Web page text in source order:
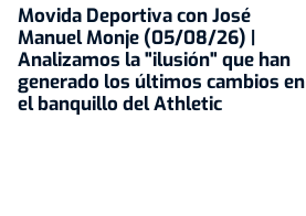
Movida Deportiva con José
Manuel Monje (05/08/26) |
Analizamos la "ilusión" que han
generado los últimos cambios en
el banquillo del Athletic